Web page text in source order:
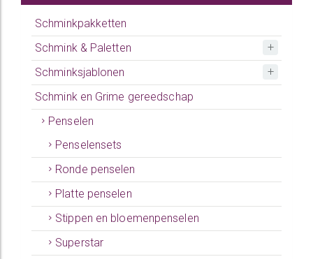
Schminkpakketten
Schmink & Paletten
Schminksjablonen
Schmink en Grime gereedschap
Penselen
Penselensets
Ronde penselen
Platte penselen
Stippen en bloemenpenselen
Superstar